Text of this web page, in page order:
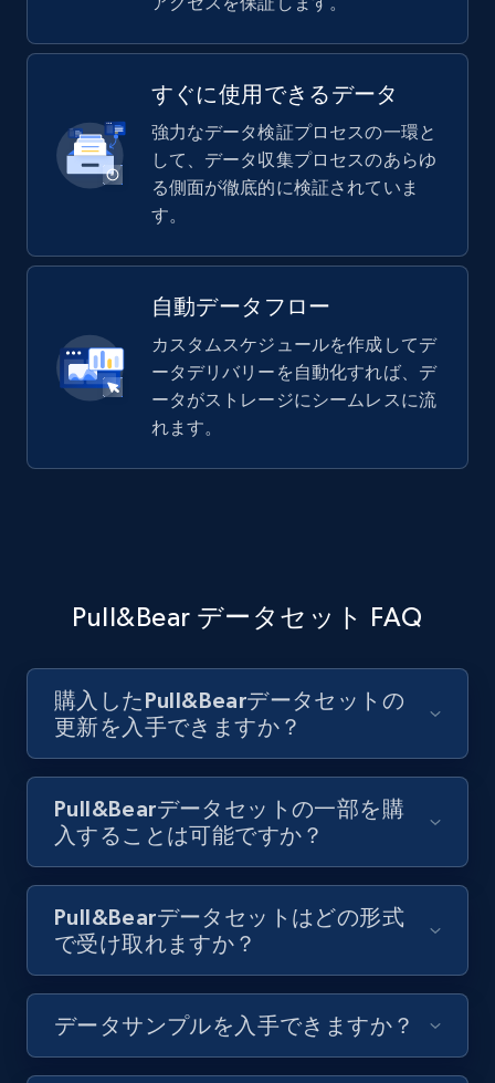
すぐに使用できるデータ
強力なデータ検証プロセスの一環と
して、データ収集プロセスのあらゆ
る側面が徹底的に検証されていま
す。
自動データフロー
カスタムスケジュールを作成してデ
ータデリバリーを自動化すれば、デ
ータがストレージにシームレスに流
れます。
Pull&Bear データセット FAQ
購入したPull&Bearデータセットの
更新を入手できますか？
Pull&Bearデータセットの一部を購
入することは可能ですか？
Pull&Bearデータセットはどの形式
で受け取れますか？
データサンプルを入手できますか？